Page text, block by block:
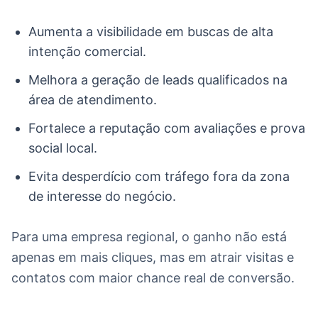
Aumenta a visibilidade em buscas de alta
intenção comercial.
Melhora a geração de leads qualificados na
área de atendimento.
Fortalece a reputação com avaliações e prova
social local.
Evita desperdício com tráfego fora da zona
de interesse do negócio.
Para uma empresa regional, o ganho não está
apenas em mais cliques, mas em atrair visitas e
contatos com maior chance real de conversão.